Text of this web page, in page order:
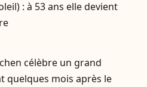
: à 53 ans elle devient
célèbre un grand
quelques mois après le